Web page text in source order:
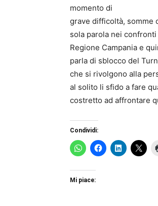
momento di
grave difficoltà, somme
sola parola nei
Regione Campania e
parla di sblocco del
che si rivolgono alla
al solito li sfido a fare
costretto ad affrontare
Condividi:
Mi piace: